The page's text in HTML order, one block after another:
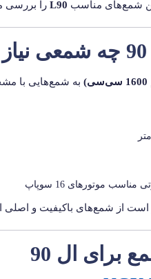
شمع‌های مناسب L90 را بررسی
به شمع‌هایی با
موتورهای 16 سوپاپ
است از شمع‌های باکیفیت و اصلی
برای ال 90